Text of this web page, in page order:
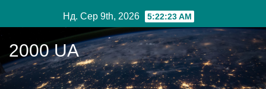
до
вмісту
Нд. Сер 9th, 2026 5:22:24 AM
2000 UA